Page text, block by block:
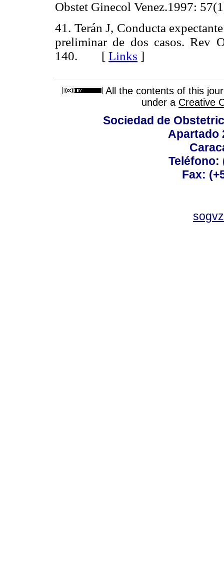
Obstet Ginecol Venez.1997:
41. Terán J, Conducta
preliminar de dos casos. Rev
140. [ Links ]
All the contents of this
under a Creative
Sociedad de
Apartado
Teléfono:
Fax: